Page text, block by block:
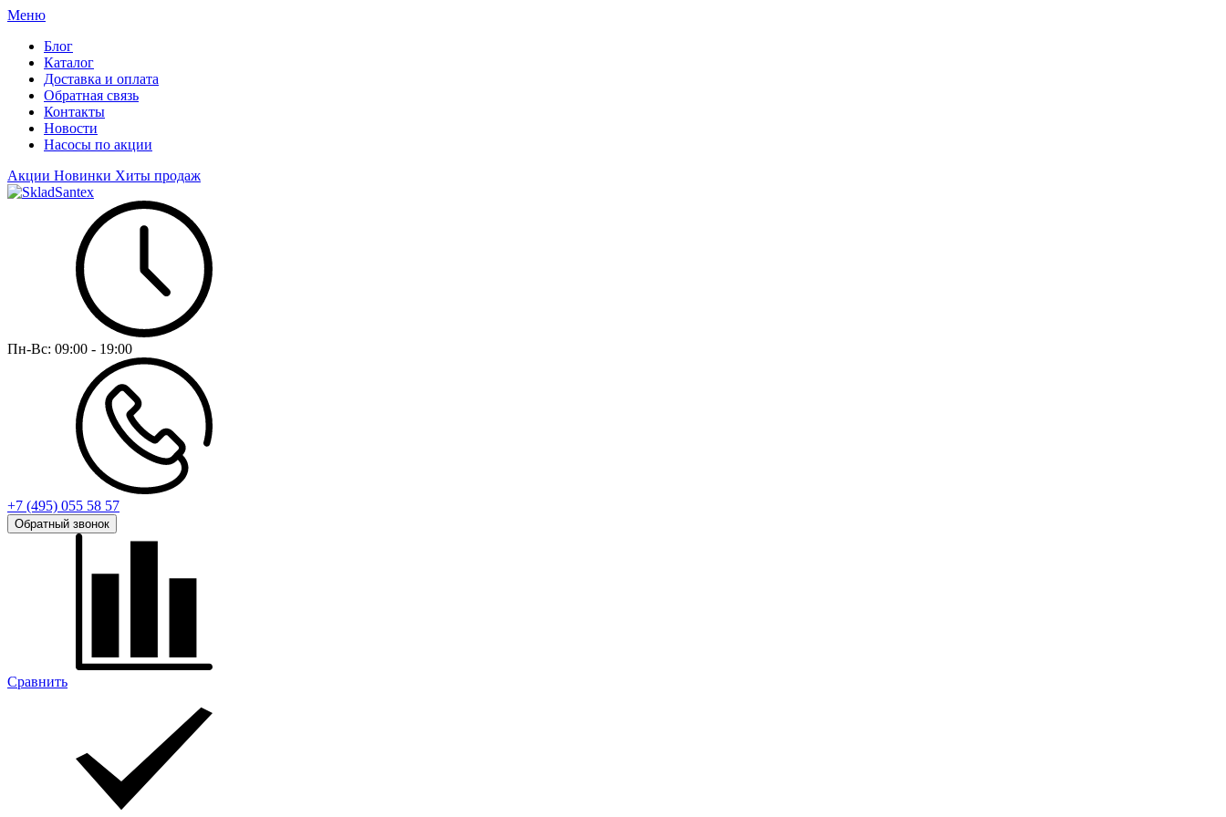
Меню
Блог
Каталог
Доставка и оплата
Обратная связь
Контакты
Новости
Насосы по акции
Акции Новинки Хиты продаж
Пн-Вс: 09:00 - 19:00
+7 (495) 055 58 57
Обратный звонок
Сравнить